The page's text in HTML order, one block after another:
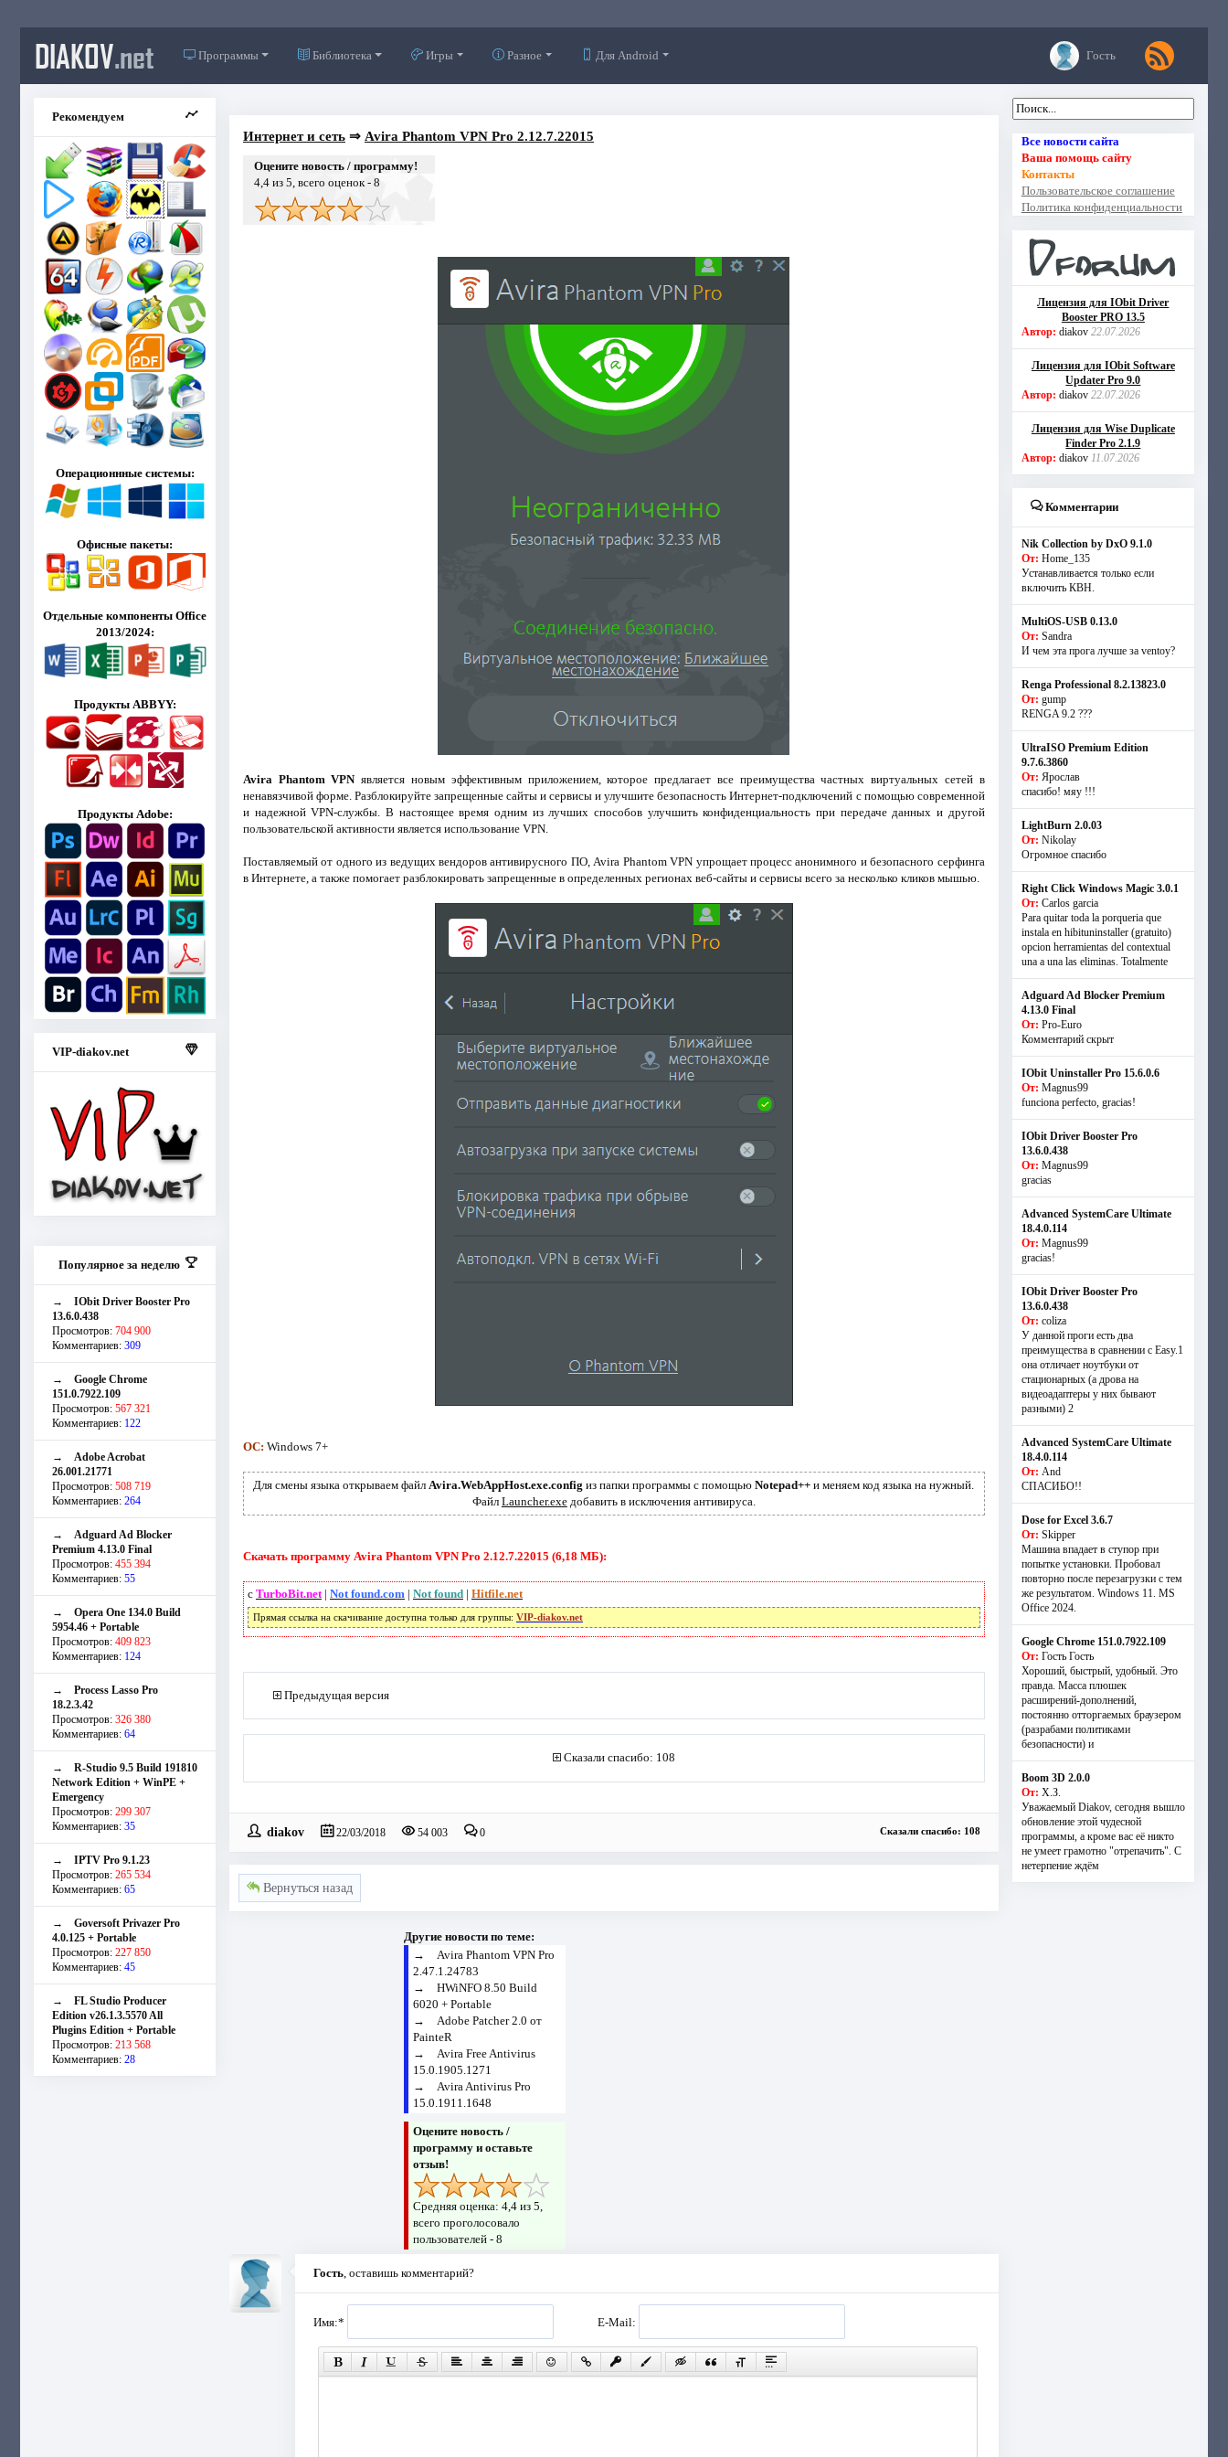
DIAKOV.net Программы Библиотека Игры Разное Для Android Гость
Рекомендуем
Операционнные системы:
Офисные пакеты:
Отдельные компоненты Office
2013/2024:
Продукты ABBYY:
Продукты Adobe:
VIP-diakov.net
Популярное за неделю
→ IObit Driver Booster Pro
13.6.0.438
Просмотров: 704 900
Комментариев: 309
→ Google Chrome
151.0.7922.109
Просмотров: 567 321
Комментариев: 122
→ Adobe Acrobat
26.001.21771
Просмотров: 508 719
Комментариев: 264
→ Adguard Ad Blocker
Premium 4.13.0 Final
Просмотров: 455 394
Комментариев: 55
→ Opera One 134.0 Build
5954.46 + Portable
Просмотров: 409 823
Комментариев: 124
→ Process Lasso Pro
18.2.3.42
Просмотров: 326 380
Комментариев: 64
→ R-Studio 9.5 Build 191810
Network Edition + WinPE +
Emergency
Просмотров: 299 307
Комментариев: 35
→ IPTV Pro 9.1.23
Просмотров: 265 534
Комментариев: 65
→ Goversoft Privazer Pro
4.0.125 + Portable
Просмотров: 227 850
Комментариев: 45
→ FL Studio Producer
Edition v26.1.3.5570 All
Plugins Edition + Portable
Просмотров: 213 568
Комментариев: 28
Интернет и сеть⇒ Avira Phantom VPN Pro 2.12.7.22015
Оцените новость / программу!
4,4из 5, всего оценок - 8
Avira Phantom VPNявляется новым эффективным приложением, которое предлагает все преимущества частных виртуальных сетей в
ненавязчивой форме. Разблокируйте запрещенные сайты и сервисы и улучшите безопасность Интернет-подключений с помощью современной
и надежной VPN-службы. В настоящее время одним из лучших способов улучшить конфиденциальность при передаче данных и другой
пользовательской активности является использование VPN.
Поставляемый от одного из ведущих вендоров антивирусного ПО, Avira Phantom VPN упрощает процесс анонимного и безопасного серфинга
в Интернете, а также помогает разблокировать запрещенные в определенных регионах веб-сайты и сервисы всего за несколько кликов мышью.
ОС: Windows 7+
Для смены языка открываем файл Avira.WebAppHost.exe.config из папки программы с помощьюNotepad++ и меняем код языка на нужный.
Файл Launcher.exeдобавить в исключения антивируса.
Скачать программу Avira Phantom VPN Pro 2.12.7.22015 (6,18 МБ):
с TurboBit.net| Not found.com | Not found| Hitfile.net
Прямая ссылка на скачивание доступна только для группы: VIP-diakov.net
Предыдущая версия
Сказали спасибо: 108
diakov 22/03/2018 54 003 0 Сказали спасибо: 108
Вернуться назад
Другие новости по теме:
→ Avira Phantom VPN Pro
2.47.1.24783
→ HWiNFO 8.50 Build
6020 + Portable
→ Adobe Patcher 2.0 от
PainteR
→ Avira Free Antivirus
15.0.1905.1271
→ Avira Antivirus Pro
15.0.1911.1648
Оцените новость /
программу и оставьте
отзыв!
Средняя оценка: 4,4из 5,
всего проголосовало
пользователей - 8
Гость, оставишь комментарий?
Имя:* E-Mail:
Все новости сайта
Ваша помощь сайту
Контакты
Пользовательское соглашение
Политика конфиденциальности
Лицензия для IObit Driver
Booster PRO 13.5
Автор: diakov 22.07.2026
Лицензия для IObit Software
Updater Pro 9.0
Автор: diakov 22.07.2026
Лицензия для Wise Duplicate
Finder Pro 2.1.9
Автор: diakov 11.07.2026
Комментарии
Nik Collection by DxO 9.1.0
От: Home_135
Устанавливается только если
включить КВН.
MultiOS-USB 0.13.0
От: Sandra
И чем эта прога лучше за ventoy?
Renga Professional 8.2.13823.0
От: gump
RENGA 9.2 ???
UltraISO Premium Edition
9.7.6.3860
От: Ярослав
спасибо! мяу !!!
LightBurn 2.0.03
От: Nikolay
Огромное спасибо
Right Click Windows Magic 3.0.1
От: Carlos garcia
Para quitar toda la porqueria que
instala en hibituninstaller (gratuito)
opcion herramientas del contextual
una a una las eliminas. Totalmente
Adguard Ad Blocker Premium
4.13.0 Final
От: Pro-Euro
Комментарий скрыт
IObit Uninstaller Pro 15.6.0.6
От: Magnus99
funciona perfecto, gracias!
IObit Driver Booster Pro
13.6.0.438
От: Magnus99
gracias
Advanced SystemCare Ultimate
18.4.0.114
От: Magnus99
gracias!
IObit Driver Booster Pro
13.6.0.438
От: coliza
У данной проги есть два
преимущества в сравнении с Easy.1
она отличает ноутбуки от
стационарных (а дрова на
видеоадаптеры у них бывают
разными) 2
Advanced SystemCare Ultimate
18.4.0.114
От: And
СПАСИБО!!
Dose for Excel 3.6.7
От: Skipper
Машина впадает в ступор при
попытке установки. Пробовал
повторно после перезагрузки с тем
же результатом. Windows 11. MS
Offiсe 2024.
Google Chrome 151.0.7922.109
От: Гость Гость
Хороший, быстрый, удобный. Это
правда. Масса плюшек
расширений-дополнений,
постоянно отторгаемых браузером
(разрабами политиками
безопасности) и
Boom 3D 2.0.0
От: Х.З.
Уважаемый Diakov, сегодня вышло
обновление этой чудесной
программы, а кроме вас её никто
не умеет грамотно "отрепачить". С
нетерпение ждём